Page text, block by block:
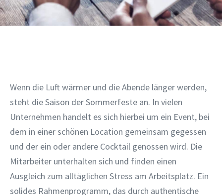
Wenn die Luft wärmer und die Abende länger werden,
steht die Saison der Sommerfeste an. In vielen
Unternehmen handelt es sich hierbei um ein Event, bei
dem in einer schönen Location gemeinsam gegessen
und der ein oder andere Cocktail genossen wird. Die
Mitarbeiter unterhalten sich und finden einen
Ausgleich zum alltäglichen Stress am Arbeitsplatz. Ein
solides Rahmenprogramm, das durch authentische